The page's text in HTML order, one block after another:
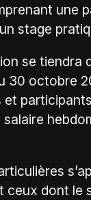
une
stage
se tiendra
30 octobre
et participants
ceux dont le